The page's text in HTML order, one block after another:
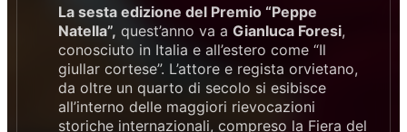
La sesta edizione del Premio “Peppe
Natella”, quest’anno va a Gianluca Foresi,
conosciuto in Italia e all’estero come “Il
giullar cortese”. L’attore e regista orvietano,
da oltre un quarto di secolo si esibisce
all’interno delle maggiori rievocazioni
storiche internazionali, compreso la Fiera del